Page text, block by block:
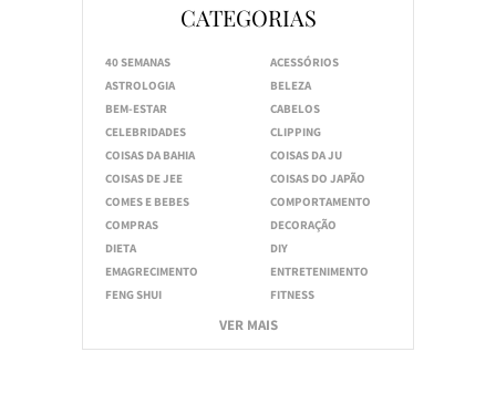
CATEGORIAS
40 SEMANAS
ACESSÓRIOS
ASTROLOGIA
BELEZA
BEM-ESTAR
CABELOS
CELEBRIDADES
CLIPPING
COISAS DA BAHIA
COISAS DA JU
COISAS DE JEE
COISAS DO JAPÃO
COMES E BEBES
COMPORTAMENTO
COMPRAS
DECORAÇÃO
DIETA
DIY
EMAGRECIMENTO
ENTRETENIMENTO
FENG SHUI
FITNESS
VER MAIS